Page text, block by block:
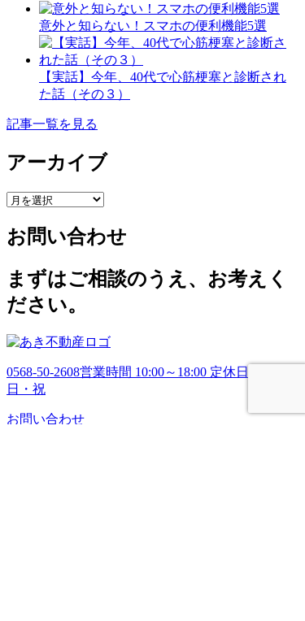
意外と知らない！スマホの便利機能5選
【実話】今年、40代で心筋梗塞と診断され
た話（その３）
記事一覧を見る
アーカイブ
ア
カ
イ
ブ
お問い合わせ
まずはご相談のうえ、お考えく
ださい。
0568-50-2608営業時間 10:00～18:00 定休日 土・
日・祝
お問い合わせ